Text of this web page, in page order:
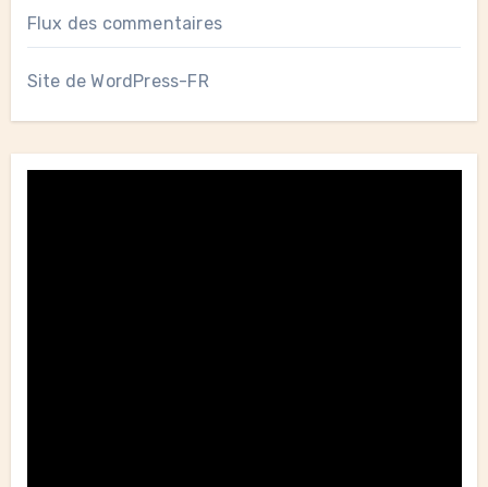
Flux des commentaires
Site de WordPress-FR